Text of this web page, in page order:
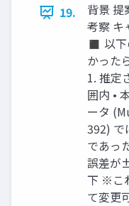
19.
背景 提
考察 キ
◼ 以下
かった
1. 推定
囲内 •
ータ
392)
であっ
誤差が
下 ※こ
て変更